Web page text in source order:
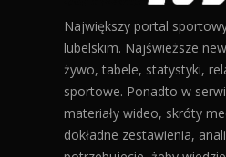
Największy portal
lubelskim. Najświeższe
żywo, tabele, statystyki,
sportowe. Ponadto w
materiały wideo, skróty
dokładne zestawienia,